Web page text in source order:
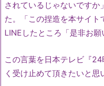
されているじゃないですか
た。「この捏造を本サイト
LINEしたところ「是非お願
この言葉を日本テレビ『
く受け止めて頂きたいと思